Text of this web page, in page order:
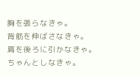
胸を張らなきゃ。
背筋を伸ばさなきゃ。
肩を後ろに引かなきゃ。
ちゃんとしなきゃ。